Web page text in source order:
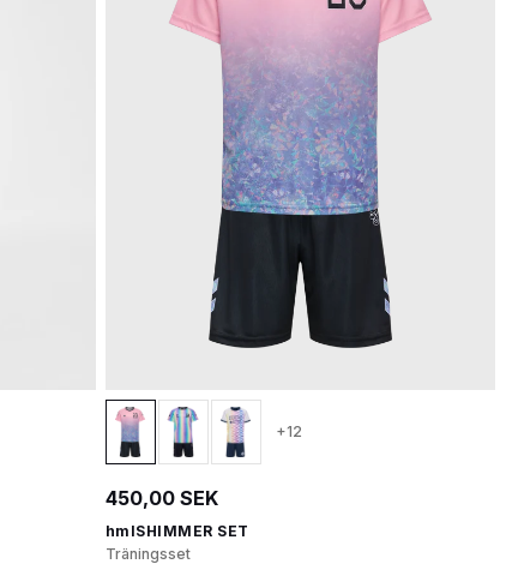
+12
450,00 SEK
hmlSHIMMER SET
Träningsset